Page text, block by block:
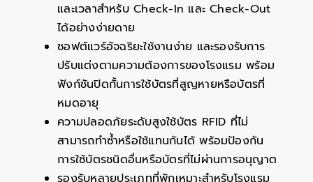
และเวลาสำหรับ Check-In และ Check-Out
ได้อย่างง่ายดาย
ซอฟต์แวร์อัจฉริยะใช้งานง่าย และรองรับการ
ปรับแต่งตามความต้องการของโรงแรม พร้อม
ฟังก์ชันปิดกั้นการใช้บัตรที่สูญหายหรือบัตรที่
หมดอายุ
ความปลอดภัยระดับสูงใช้บัตร RFID ที่ไม่
สามารถทำซ้ำหรือใช้แทนกันได้ พร้อมป้องกัน
การใช้บัตรชนิดอื่นหรือบัตรที่ไม่ผ่านการอนุญาต
รองรับหลายประเภทที่พักเหมาะสำหรับโรงแรม